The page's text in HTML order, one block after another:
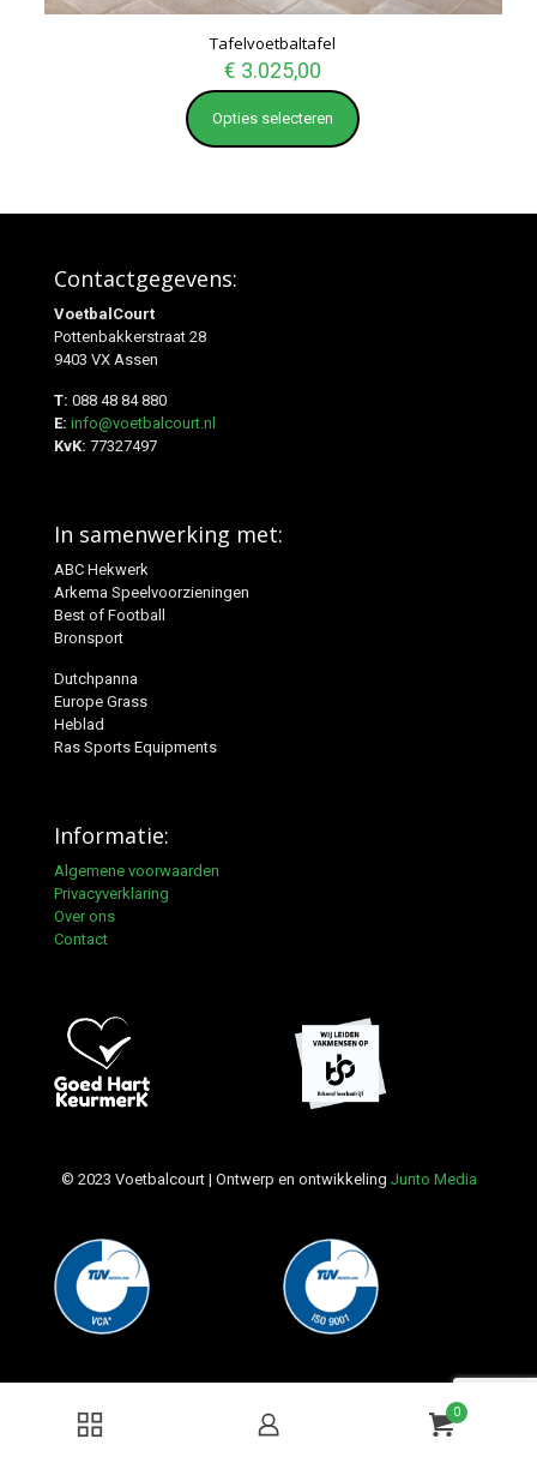
Tafelvoetbaltafel
€ 3.025,00
Opties selecteren
Contactgegevens:
VoetbalCourt
Pottenbakkerstraat 28
9403 VX Assen
T: 088 48 84 880
E: info@voetbalcourt.nl
KvK: 77327497
In samenwerking met:
ABC Hekwerk
Arkema Speelvoorzieningen
Best of Football
Bronsport
Dutchpanna
Europe Grass
Heblad
Ras Sports Equipments
Informatie:
Algemene voorwaarden
Privacyverklaring
Over ons
Contact
© 2023 Voetbalcourt | Ontwerp en ontwikkeling Junto Media
0